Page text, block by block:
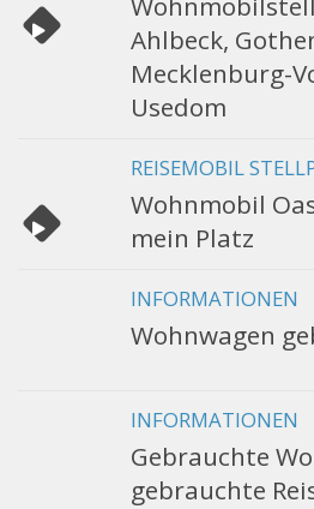
Ahlbeck,
Mecklenburg-
Usedom
REISEMOBIL
Wohnmobil
mein Platz
INFORMATIONEN
Wohnwagen
INFORMATIONEN
Gebrauchte
gebrauchte